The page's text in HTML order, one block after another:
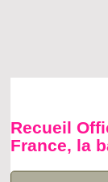
Recueil
France, la